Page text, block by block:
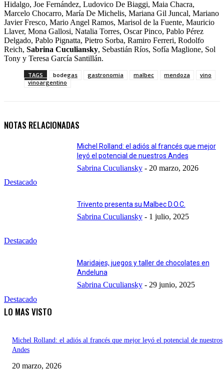
Hidalgo, Joe Fernández, Ludovico De Biaggi, Maia Chacra,
Marcelo Chocarro, María De Michelis, Mariana Gil Juncal, Mariano
Javier Fresco, Mario Angel Ramos, Marisol de la Fuente, Mauricio
Llaver, Mona Gallosi, Natalia Torres, Oscar Pinco, Pablo Pérez
Delgado, Pablo Pignatta, Pietro Sorba, Ramiro Ferreri, Rodolfo
Reich, Sabrina Cuculiansky, Sebastián Ríos, Sofía Maglione, Sol
Tony y Teresa García Santillán.
TAGS bodegas gastronomia malbec mendoza
vino
vinoargentino
NOTAS RELACIONADAS
Destacado
Michel Rolland: el adiós al francés que mejor
leyó el potencial de nuestros Andes
Sabrina Cuculiansky - 20 marzo, 2026
Destacado
Trivento presenta su Malbec D.O.C.
Sabrina Cuculiansky - 1 julio, 2025
Destacado
Maridajes, juegos y taller de chocolates en
Andeluna
Sabrina Cuculiansky - 29 junio, 2025
LO MAS VISTO
Michel Rolland: el adiós al francés que mejor leyó el potencial de nuestros
Andes
20 marzo, 2026